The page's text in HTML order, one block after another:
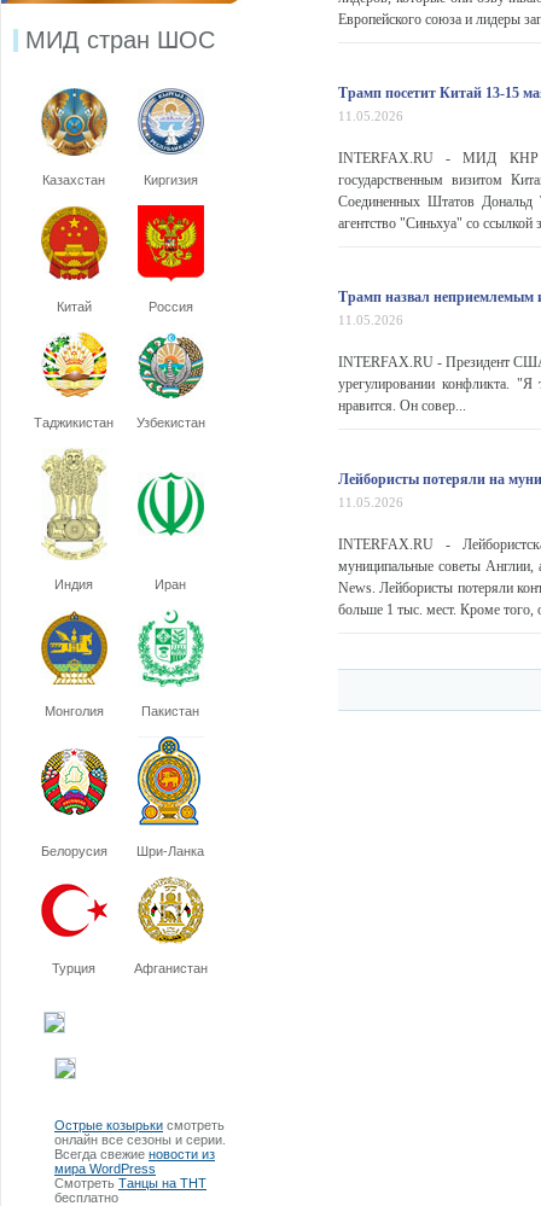
МИД стран ШОС
Казахстан Киргизия
Китай Россия
Таджикистан Узбекистан
Индия Иран
Монголия Пакистан
Белорусия Шри-Ланка
Турция Афганистан
Острые козырьки смотреть
онлайн все сезоны и серии.
Всегда свежие новости из
мира WordPress
Смотреть Танцы на ТНТ
бесплатно
Европейского союза и лидеры
Трамп посетит Китай 13-15
11.05.2026
INTERFAX.RU - МИД КНР
государственным визитом
Соединенных Штатов
агентство "Синьхуа" со
Трамп назвал неприемлемым
11.05.2026
INTERFAX.RU - Президент США
урегулировании конфликта.
нравится. Он совер...
Лейбористы потеряли на
11.05.2026
INTERFAX.RU -
муниципальные советы Англии,
News. Лейбористы потеряли
больше 1 тыс. мест. Кроме